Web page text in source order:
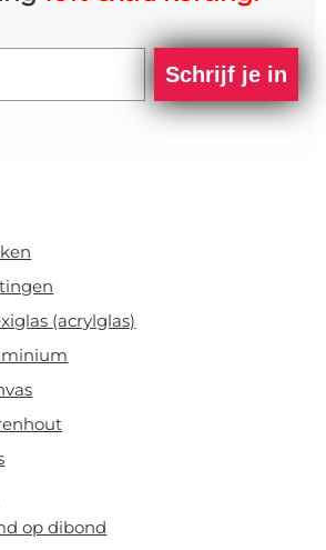
Schrijf je in
(acrylglas)
op dibond